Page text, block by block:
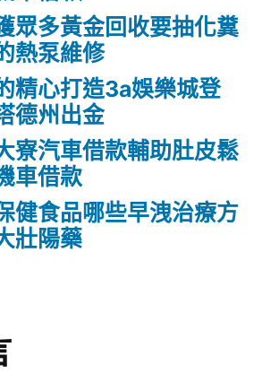
眾多黃金回收要抽化糞
熱泵維修
精心打造3a娛樂城登
德州出金
寮汽車借款輔助肚皮鬆
車借款
健食品哪些早洩治療方
壯陽藥